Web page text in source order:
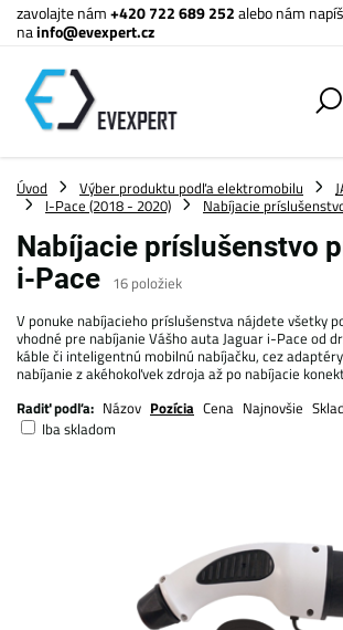
zavolajte nám+420 722 689 252alebo nám
nainfo@evexpert.cz
Úvod Výber produktu podľa elektromobilu
I-Pace (2018 - 2020)
Nabíjacie
Nabíjacie príslušenstvo
i-Pace 16 položiek
V ponuke nabíjacieho príslušenstva nájdete všetky
vhodné pre nabíjanie Vášho auta Jaguar i-Pace od
káble či inteligentnú mobilnú nabíjačku, cez
nabíjanie z akéhokoľvek zdroja až po nabíjacie
Radiť podľa: Názov Pozícia Cena Najnovšie
Iba skladom